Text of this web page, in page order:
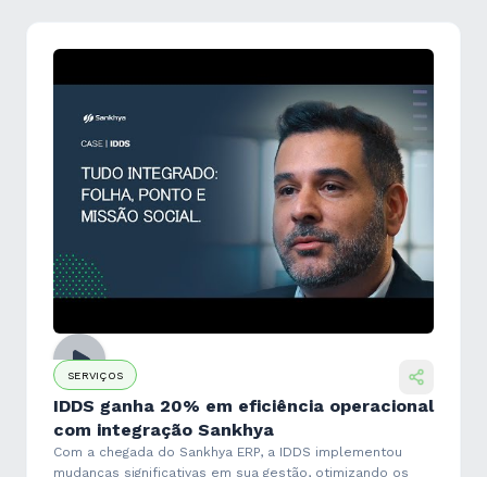
SERVIÇOS
IDDS ganha 20% em eficiência operacional
com integração Sankhya
Com a chegada do Sankhya ERP, a IDDS implementou
mudanças significativas em sua gestão, otimizando os